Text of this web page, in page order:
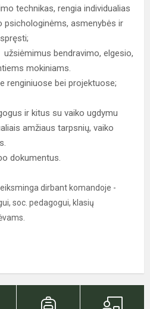
technikas, rengia individualias
psichologinėms, asmenybės ir
bendravimo, elgesio,
mokiniams.
renginiuose bei projektuose;
ir kitus su vaiko ugdymu
amžiaus tarpsnių, vaiko
dokumentus.
dirbant komandoje -
soc. pedagogui, klasių